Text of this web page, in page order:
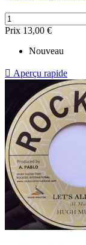
Prix 13,00 €
Nouveau
 Aperçu rapide